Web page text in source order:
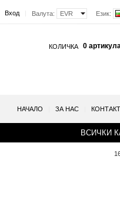
Език:
Валута: EVR
Вход
КОЛИЧКА 0
НАЧАЛО ЗА НАС КОНТАКТ
ВСИЧКИ